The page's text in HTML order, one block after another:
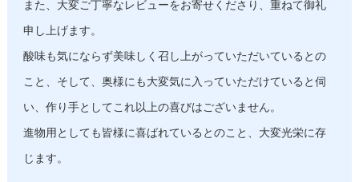
また、大変ご丁寧なレビューをお寄せくださり、重ねて御礼
申し上げます。
酸味も気にならず美味しく召し上がっていただいているとの
こと、そして、奥様にも大変気に入っていただけていると伺
い、作り手としてこれ以上の喜びはございません。
進物用としても皆様に喜ばれているとのこと、大変光栄に存
じます。